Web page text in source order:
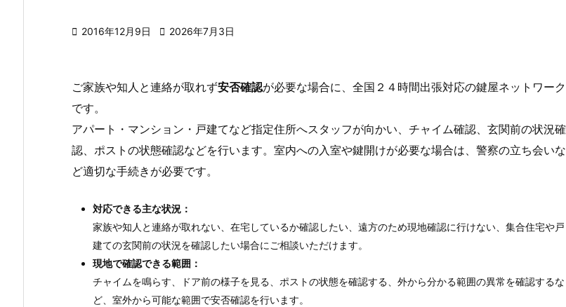
 2016年12月9日  2026年7月3日
ご家族や知人と連絡が取れず安否確認が必要な場合に、全国２４時間出張対応の鍵屋ネットワーク
です。
アパート・マンション・戸建てなど指定住所へスタッフが向かい、チャイム確認、玄関前の状況確
認、ポストの状態確認などを行います。室内への入室や鍵開けが必要な場合は、警察の立ち会いな
ど適切な手続きが必要です。
対応できる主な状況：
家族や知人と連絡が取れない、在宅しているか確認したい、遠方のため現地確認に行けない、集合住宅や戸
建ての玄関前の状況を確認したい場合にご相談いただけます。
現地で確認できる範囲：
チャイムを鳴らす、ドア前の様子を見る、ポストの状態を確認する、外から分かる範囲の異常を確認するな
ど、室外から可能な範囲で安否確認を行います。